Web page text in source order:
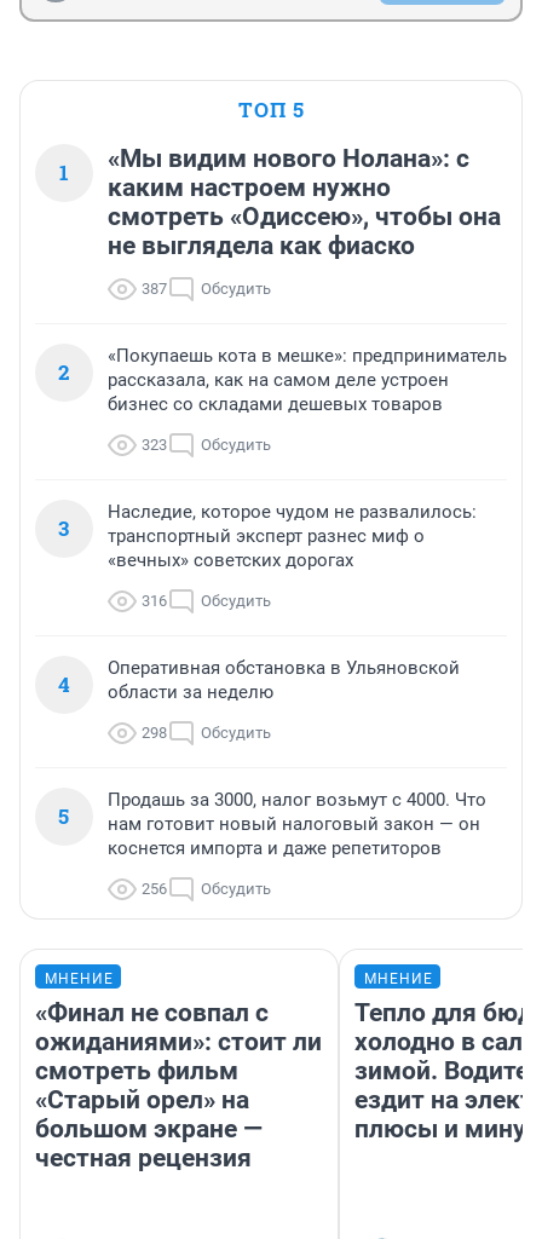
ТОП 5
1
«Мы видим нового Нолана»: с
каким настроем нужно
смотреть «Одиссею», чтобы она
не выглядела как фиаско
387 Обсудить
2
«Покупаешь кота в мешке»: предприниматель
рассказала, как на самом деле устроен
бизнес со складами дешевых товаров
323 Обсудить
3
Наследие, которое чудом не развалилось:
транспортный эксперт разнес миф о
«вечных» советских дорогах
316 Обсудить
4
Оперативная обстановка в Ульяновской
области за неделю
298 Обсудить
5
Продашь за 3000, налог возьмут с 4000. Что
нам готовит новый налоговый закон — он
коснется импорта и даже репетиторов
256 Обсудить
МНЕНИЕ
«Финал не совпал с
ожиданиями»: стоит ли
смотреть фильм
«Старый орел» на
большом экране —
честная рецензия
МНЕНИЕ
Тепло для
холодно в
зимой.
ездит на
плюсы и